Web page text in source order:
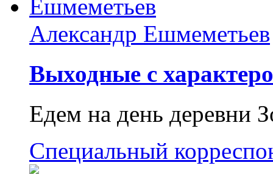
Александр Ешмеметьев
Выходные с
Едем на день деревни
Специальный